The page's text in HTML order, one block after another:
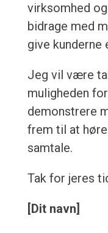
virksomhed
bidrage med
give kunderne
Jeg vil være
muligheden
demonstrere
frem til at
samtale.
Tak for jeres
[Dit navn]